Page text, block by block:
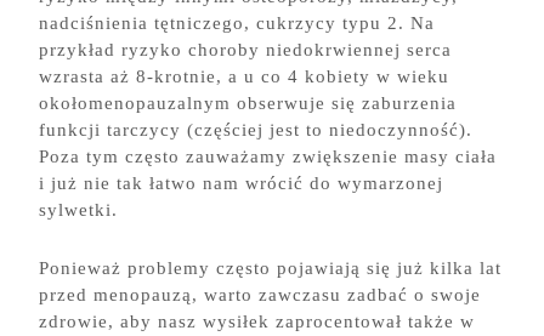
nadciśnienia tętniczego, cukrzycy typu 2. Na
przykład ryzyko choroby niedokrwiennej serca
wzrasta aż 8-krotnie, a u co 4 kobiety w wieku
okołomenopauzalnym obserwuje się zaburzenia
funkcji tarczycy (częściej jest to niedoczynność).
Poza tym często zauważamy zwiększenie masy ciała
i już nie tak łatwo nam wrócić do wymarzonej
sylwetki.
Ponieważ problemy często pojawiają się już kilka lat
przed menopauzą, warto zawczasu zadbać o swoje
zdrowie, aby nasz wysiłek zaprocentował także w